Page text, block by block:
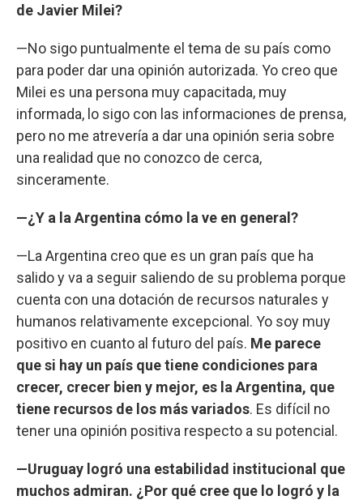
de Javier Milei?
—No sigo puntualmente el tema de su país como
para poder dar una opinión autorizada. Yo creo que
Milei es una persona muy capacitada, muy
informada, lo sigo con las informaciones de prensa,
pero no me atrevería a dar una opinión seria sobre
una realidad que no conozco de cerca,
sinceramente.
—¿Y a la Argentina cómo la ve en general?
—La Argentina creo que es un gran país que ha
salido y va a seguir saliendo de su problema porque
cuenta con una dotación de recursos naturales y
humanos relativamente excepcional. Yo soy muy
positivo en cuanto al futuro del país. Me parece
que si hay un país que tiene condiciones para
crecer, crecer bien y mejor, es la Argentina, que
tiene recursos de los más variados. Es difícil no
tener una opinión positiva respecto a su potencial.
—Uruguay logró una estabilidad institucional que
muchos admiran. ¿Por qué cree que lo logró y la